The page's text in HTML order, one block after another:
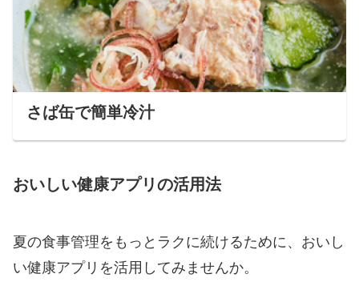
さば缶で簡単冷汁
おいしい健康アプリの活用法
夏の食事管理をもっとラクに続けるために、おいし
い健康アプリを活用してみませんか。